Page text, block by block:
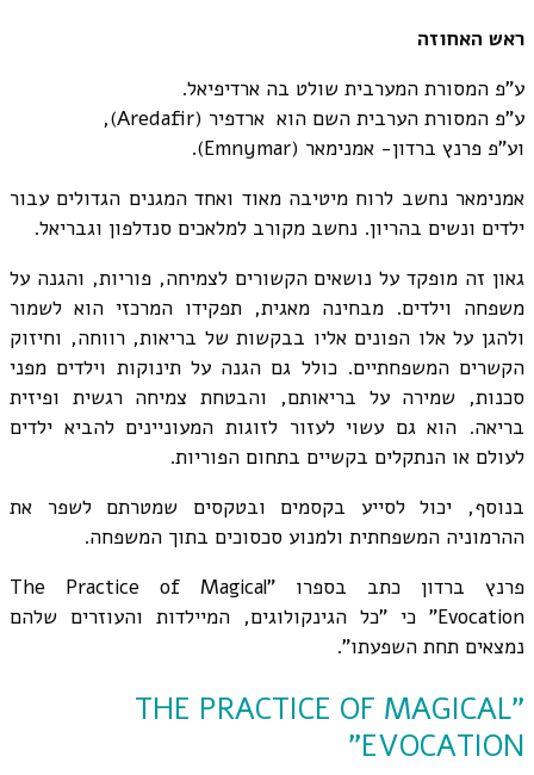
ראש האחוזה
ע"פ המסורת המערבית שולט בה ארדיפיאל.
ע"פ המסורת הערבית השם הוא ארדפיר (Aredafir),
וע"פ פרנץ ברדון- אמנימאר (Emnymar).
אמנימאר נחשב לרוח מיטיבה מאוד ואחד המגנים הגדולים עבור
ילדים ונשים בהריון. נחשב מקורב למלאכים סנדלפון וגבריאל.
גאון זה מופקד על נושאים הקשורים לצמיחה, פוריות, והגנה על
משפחה וילדים. מבחינה מאגית, תפקידו המרכזי הוא לשמור
ולהגן על אלו הפונים אליו בבקשות של בריאות, רווחה, וחיזוק
הקשרים המשפחתיים. כולל גם הגנה על תינוקות וילדים מפני
סכנות, שמירה על בריאותם, והבטחת צמיחה רגשית ופיזית
בריאה. הוא גם עשוי לעזור לזוגות המעוניינים להביא ילדים
לעולם או הנתקלים בקשיים בתחום הפוריות.
בנוסף, יכול לסייע בקסמים ובטקסים שמטרתם לשפר את
ההרמוניה המשפחתית ולמנוע סכסוכים בתוך המשפחה.
פרנץ ברדון כתב בספרו "The Practice of Magical
Evocation" כי "כל הגינקולוגים, המיילדות והעוזרים שלהם
נמצאים תחת השפעתו".
"THE PRACTICE OF MAGICAL
EVOCATION"